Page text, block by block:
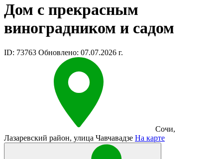
Дом с прекрасным
виноградником и садом
ID: 73763 Обновлено: 07.07.2026 г.
Сочи,
Лазаревский район, улица Чавчавадзе На карте